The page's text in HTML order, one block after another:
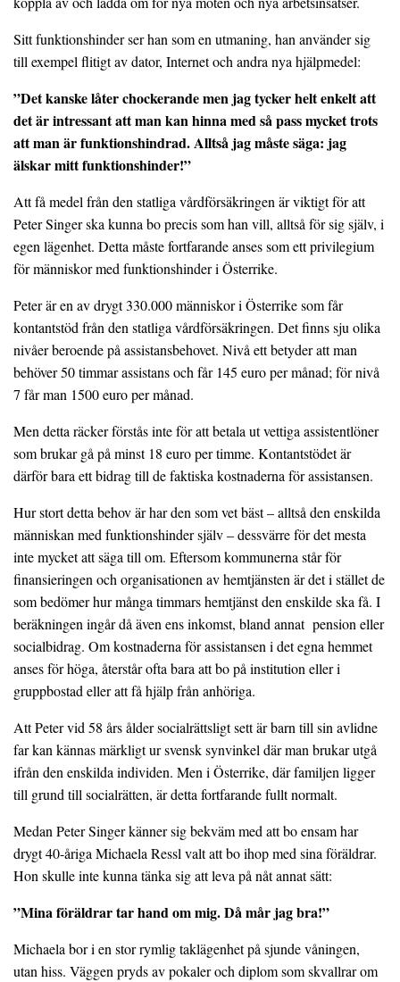
Sitt funktionshinder ser han som en utmaning, han använder sig
till exempel flitigt av dator, Internet och andra nya hjälpmedel:
”Det kanske låter chockerande men jag tycker helt enkelt att
det är intressant att man kan hinna med så pass mycket trots
att man är funktionshindrad. Alltså jag måste säga: jag
älskar mitt funktionshinder!”
Att få medel från den statliga vårdförsäkringen är viktigt för att
Peter Singer ska kunna bo precis som han vill, alltså för sig själv, i
egen lägenhet. Detta måste fortfarande anses som ett privilegium
för människor med funktionshinder i Österrike.
Peter är en av drygt 330.000 människor i Österrike som får
kontantstöd från den statliga vårdförsäkringen. Det finns sju olika
nivåer beroende på assistansbehovet. Nivå ett betyder att man
behöver 50 timmar assistans och får 145 euro per månad; för nivå
7 får man 1500 euro per månad.
Men detta räcker förstås inte för att betala ut vettiga assistentlöner
som brukar gå på minst 18 euro per timme. Kontantstödet är
därför bara ett bidrag till de faktiska kostnaderna för assistansen.
Hur stort detta behov är har den som vet bäst – alltså den enskilda
människan med funktionshinder själv – dessvärre för det mesta
inte mycket att säga till om. Eftersom kommunerna står för
finansieringen och organisationen av hemtjänsten är det i stället de
som bedömer hur många timmars hemtjänst den enskilde ska få. I
beräkningen ingår då även ens inkomst, bland annat pension eller
socialbidrag. Om kostnaderna för assistansen i det egna hemmet
anses för höga, återstår ofta bara att bo på institution eller i
gruppbostad eller att få hjälp från anhöriga.
Att Peter vid 58 års ålder socialrättsligt sett är barn till sin avlidne
far kan kännas märkligt ur svensk synvinkel där man brukar utgå
ifrån den enskilda individen. Men i Österrike, där familjen ligger
till grund till socialrätten, är detta fortfarande fullt normalt.
Medan Peter Singer känner sig bekväm med att bo ensam har
drygt 40-åriga Michaela Ressl valt att bo ihop med sina föräldrar.
Hon skulle inte kunna tänka sig att leva på nåt annat sätt:
”Mina föräldrar tar hand om mig. Då mår jag bra!”
Michaela bor i en stor rymlig taklägenhet på sjunde våningen,
utan hiss. Väggen pryds av pokaler och diplom som skvallrar om